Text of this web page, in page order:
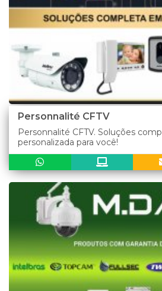
Personnalité CFTV
Personnalité CFTV. Soluções
personalizada para você!